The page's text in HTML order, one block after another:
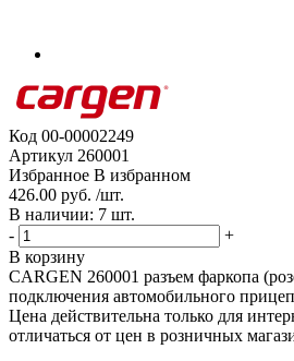
Код 00-00002249
Артикул 260001
Избранное В избранном
426.00 руб. /шт.
В наличии: 7 шт.
-
+
В корзину
CARGEN 260001 разъем фаркопа
подключения автомобильного
Цена действительна только для
отличаться от цен в розничных